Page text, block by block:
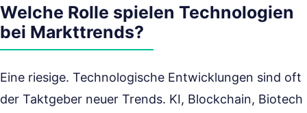
Welche Rolle spielen Technologien
bei Markttrends?
Eine riesige. Technologische Entwicklungen sind oft
der Taktgeber neuer Trends. KI, Blockchain, Biotech